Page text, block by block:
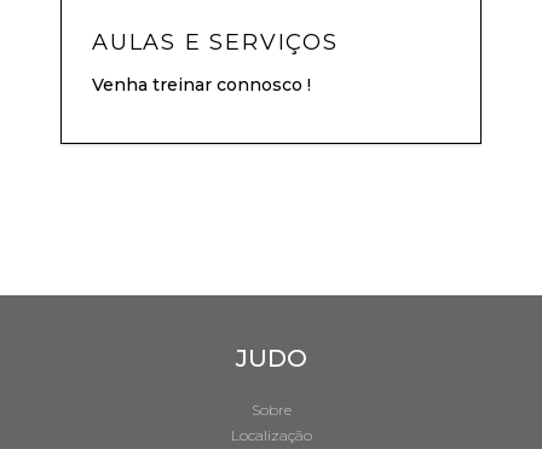
AULAS E SERVIÇOS
Venha treinar connosco !
JUDO
Sobre
Localização